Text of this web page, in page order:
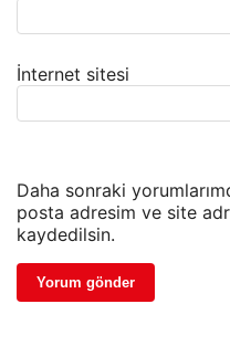
İnternet sitesi
Daha sonraki
posta adresim ve site
kaydedilsin.